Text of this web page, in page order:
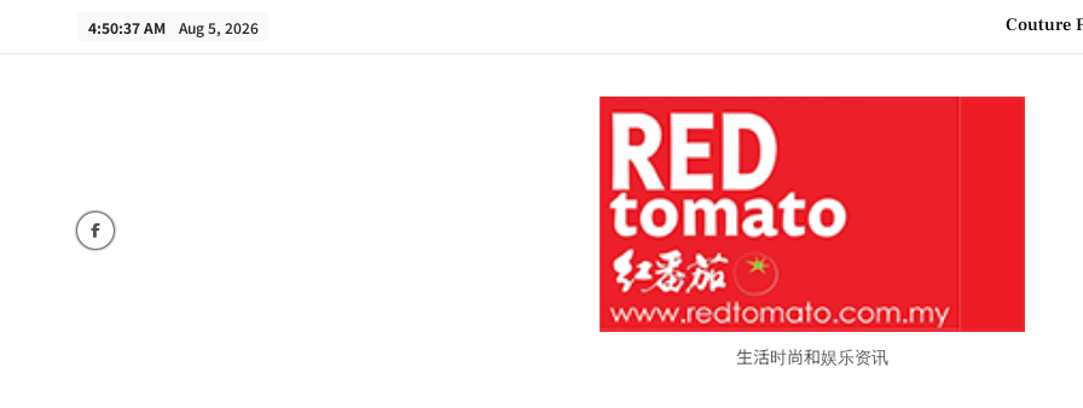
4:50:39 AM Aug 5, 2026 “See Her Heal – 1,000 Untold
“See Her Heal – 1,000 Untold
生活时尚和娱乐资讯